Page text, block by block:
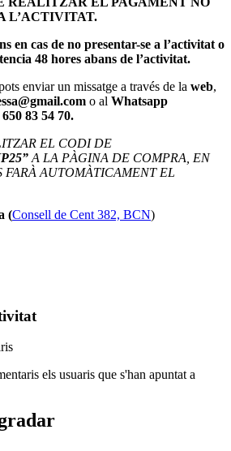
L’ACTIVITAT.
en cas de no presentar-se a l’activitat o
48 hores abans de l’activitat.
enviar un missatge a través de la web,
o al Whatsapp
83 54 70.
EL CODI DE
A LA PÀGINA DE COMPRA, EN
FARÀ AUTOMÀTICAMENT EL
(Consell de Cent 382, BCN)
els usuaris que s'han apuntat a